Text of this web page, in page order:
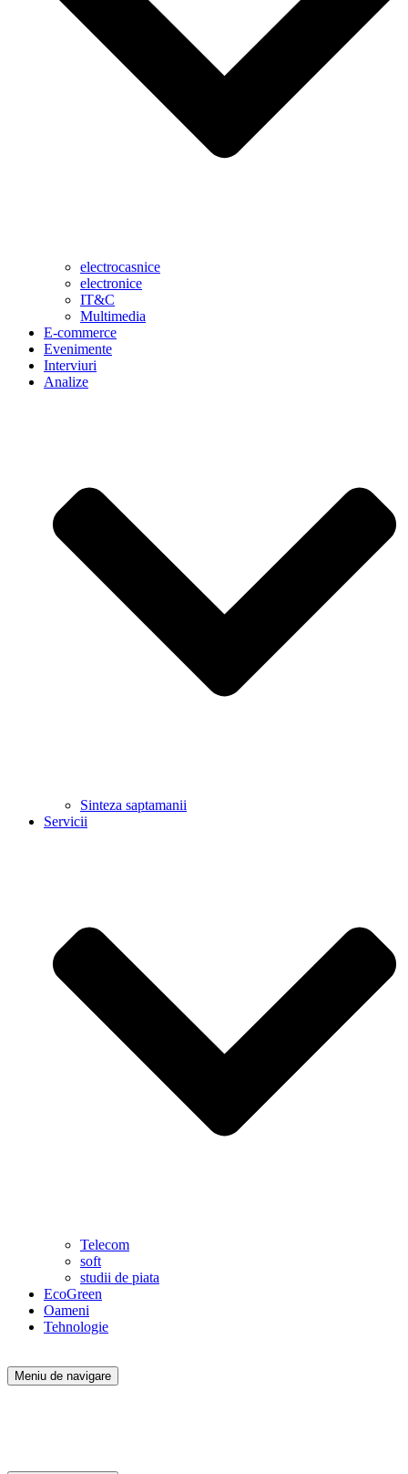
electrocasnice
electronice
IT&C
Multimedia
E-commerce
Evenimente
Interviuri
Analize
Sinteza saptamanii
Servicii
Telecom
soft
studii de piata
EcoGreen
Oameni
Tehnologie
Meniu de navigare